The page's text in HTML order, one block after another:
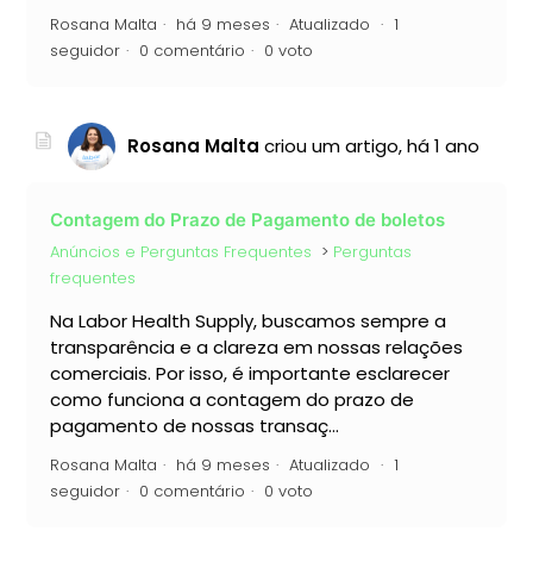
Rosana Malta há 9 meses Atualizado
1
seguidor
0 comentário 0 voto
Rosana Malta criou um artigo,há 1 ano
Contagem do Prazo de Pagamento de boletos
Anúncios e Perguntas Frequentes
Perguntas
frequentes
Na Labor Health Supply, buscamos sempre a
transparência e a clareza em nossas relações
comerciais. Por isso, é importante esclarecer
como funciona a contagem do prazo de
pagamento de nossas transaç...
Rosana Malta há 9 meses Atualizado
1
seguidor
0 comentário 0 voto